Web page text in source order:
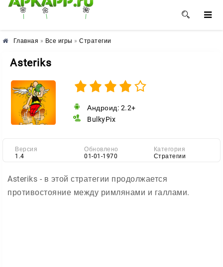
🌸 🌼 🌺
Главная » Все игры » Стратегии
Asteriks
Андроид: 2.2+
BulkyPix
Версия
1.4
Обновлено
01-01-1970
Категория
Стратегии
Asteriks - в этой стратегии продолжается
противостояние между римлянами и галлами.